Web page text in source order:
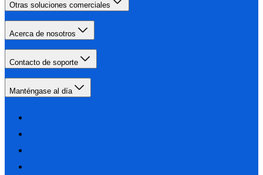
Otras soluciones comerciales
Acerca de nosotros
Contacto de soporte
Manténgase al día